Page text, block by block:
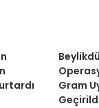
Gram